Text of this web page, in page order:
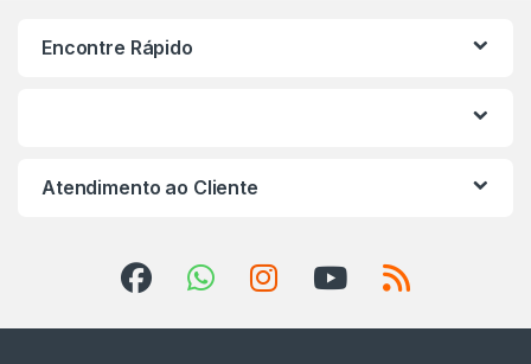
Encontre Rápido
Atendimento ao Cliente